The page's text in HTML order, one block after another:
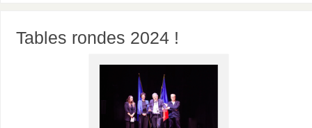
Tables rondes 2024 !